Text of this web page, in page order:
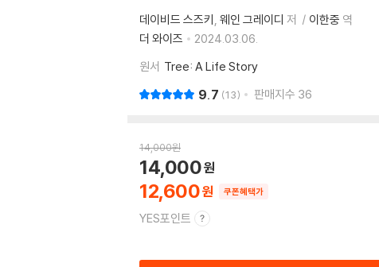
데이비드 스즈키 웨인 그레이디 저 이한중 역
더 와이즈
2024.03.06.
원서 Tree: A Life Story
9.7 13 판매지수 36
14,000원
12,600
14,000
쿠폰혜택가
YES포인트